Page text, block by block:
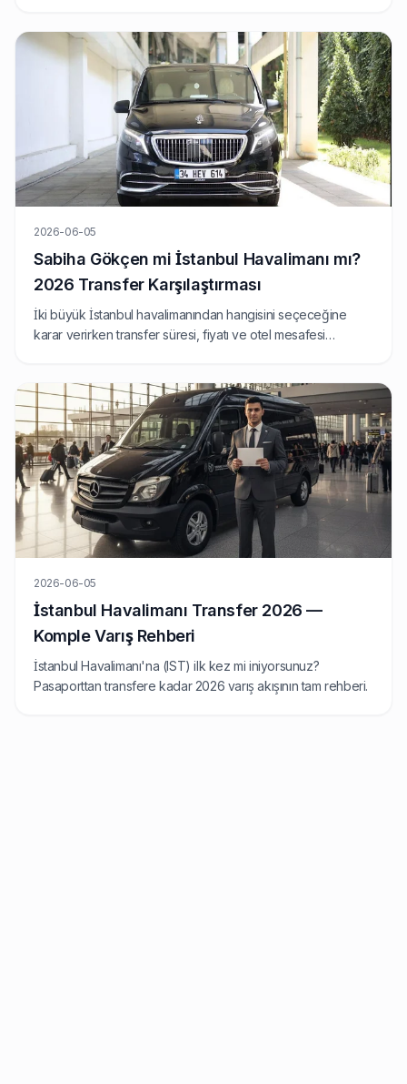
2026-06-05
Sabiha Gökçen mi İstanbul Havalimanı mı?
2026 Transfer Karşılaştırması
İki büyük İstanbul havalimanından hangisini seçeceğine
karar verirken transfer süresi, fiyatı ve otel mesafesi
2026-06-05
İstanbul Havalimanı Transfer 2026 —
Komple Varış Rehberi
İstanbul Havalimanı'na (IST) ilk kez mi iniyorsunuz?
Pasaporttan transfere kadar 2026 varış akışının tam rehberi.